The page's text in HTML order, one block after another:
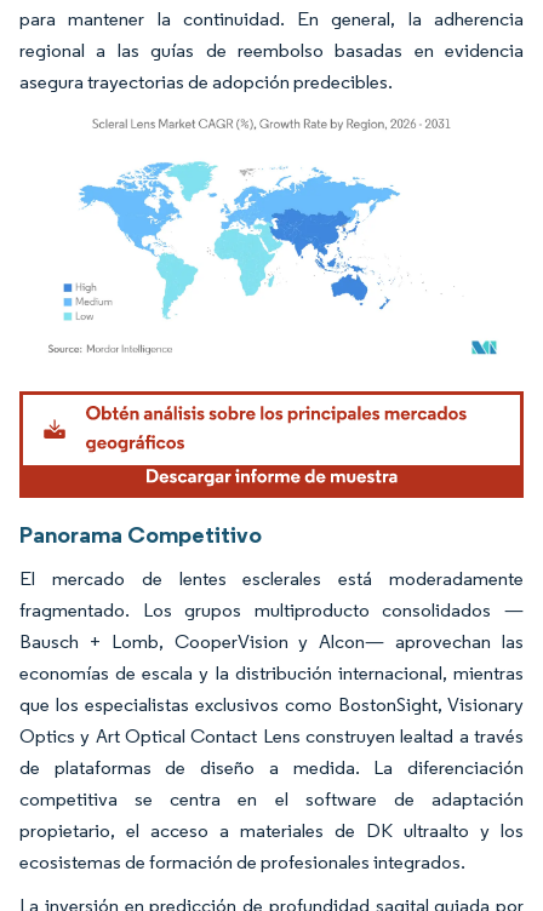
para mantener la continuidad. En general, la adherencia
regional a las guías de reembolso basadas en evidencia
asegura trayectorias de adopción predecibles.
Imagen © Mordor Intelligence. El uso requiere atribución según CC BY 4.0.
Panorama Competitivo
El mercado de lentes esclerales está moderadamente
fragmentado. Los grupos multiproducto consolidados —
Bausch + Lomb, CooperVision y Alcon— aprovechan las
economías de escala y la distribución internacional, mientras
que los especialistas exclusivos como BostonSight, Visionary
Optics y Art Optical Contact Lens construyen lealtad a través
de plataformas de diseño a medida. La diferenciación
competitiva se centra en el software de adaptación
propietario, el acceso a materiales de DK ultraalto y los
ecosistemas de formación de profesionales integrados.
La inversión en predicción de profundidad sagital guiada por